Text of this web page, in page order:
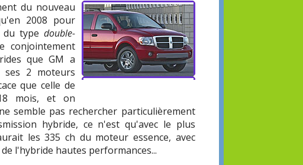
du nouveau
2008 pour
type double-
conjointement
que GM a
ses 2 moteurs
que celle de
mois, et on
semble pas rechercher particulièrement
hybride, ce n'est qu'avec le plus
les 335 ch du moteur essence, avec
l'hybride hautes performances...